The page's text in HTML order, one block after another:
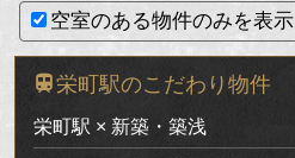
空室のある物件のみを表示
栄町駅のこだわり物件
栄町駅 × 新築・築浅